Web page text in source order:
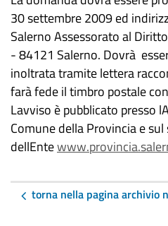
30 settembre 2009 ed
Salerno Assessorato al
- 84121 Salerno. Dovrà
inoltrata tramite lettera
farà fede il timbro postale
Lavviso è pubblicato presso
Comune della Provincia e
dellEnte
torna nella pagina archivio